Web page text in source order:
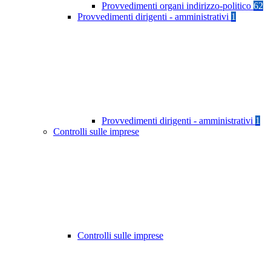
Provvedimenti organi indirizzo-politico 62
Provvedimenti dirigenti - amministrativi 1
Provvedimenti dirigenti - amministrativi 1
Controlli sulle imprese
Controlli sulle imprese